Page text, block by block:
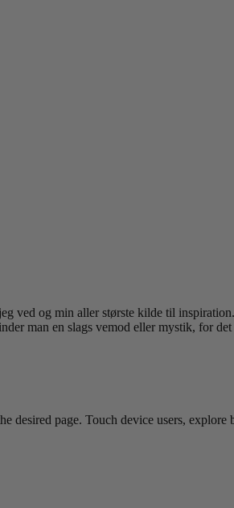
ved og min aller største kilde til
man en slags vemod eller mystik, for
desired page. Touch device users,